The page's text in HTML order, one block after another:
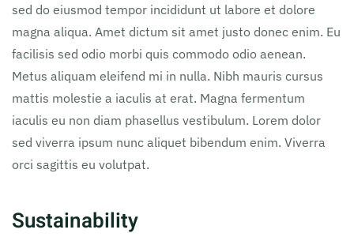
sed do eiusmod tempor incididunt ut labore et dolore
magna aliqua. Amet dictum sit amet justo donec enim. Eu
facilisis sed odio morbi quis commodo odio aenean.
Metus aliquam eleifend mi in nulla. Nibh mauris cursus
mattis molestie a iaculis at erat. Magna fermentum
iaculis eu non diam phasellus vestibulum. Lorem dolor
sed viverra ipsum nunc aliquet bibendum enim. Viverra
orci sagittis eu volutpat.
Sustainability